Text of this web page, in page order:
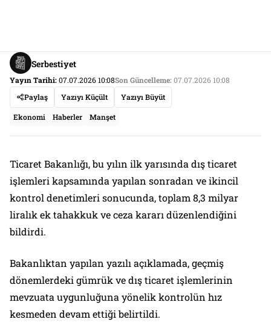
Serbestiyet
Yayın Tarihi:07.07.2026 10:08Son Güncelleme:07.07.2026 10:08
Paylaş
Yazıyı Küçült Yazıyı Büyüt
Ekonomi Haberler Manşet
Ticaret Bakanlığı, bu yılın ilk yarısında dış ticaret
işlemleri kapsamında yapılan sonradan ve ikincil
kontrol denetimleri sonucunda, toplam 8,3 milyar
liralık ek tahakkuk ve ceza kararı düzenlendiğini
bildirdi.
Bakanlıktan yapılan yazılı açıklamada, geçmiş
dönemlerdeki gümrük ve dış ticaret işlemlerinin
mevzuata uygunluğuna yönelik kontrolün hız
kesmeden devam ettiği belirtildi.